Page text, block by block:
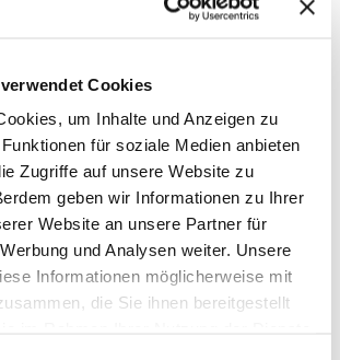
Cookies
um Inhalte und Anzeigen zu
für soziale Medien anbieten
Zugriffe auf unsere Website zu
geben wir Informationen zu Ihrer
Website an unsere Partner für
und Analysen weiter. Unsere
Informationen möglicherweise mit
die Sie ihnen bereitgestellt